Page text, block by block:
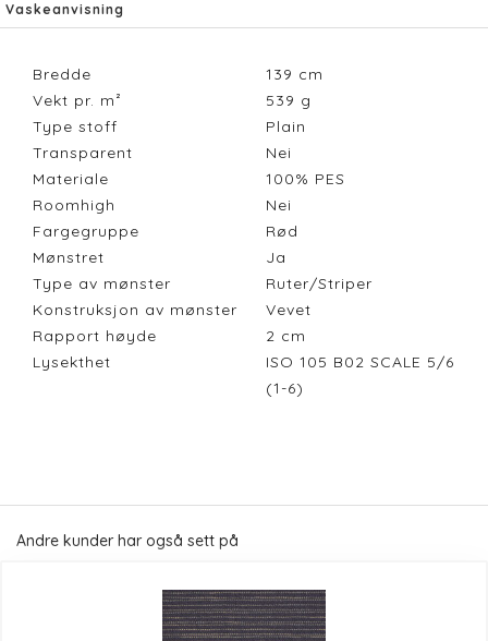
Vaskeanvisning
Bredde 139 cm
Vekt pr. m²
539 g
Type stoff
Plain
Transparent
Nei
Materiale
100% PES
Roomhigh
Nei
Fargegruppe
Rød
Mønstret
Ja
Type av mønster
Ruter/Striper
Konstruksjon av mønster
Vevet
Rapport høyde
2 cm
Lysekthet
ISO 105 B02 SCALE 5/6
(1-6)
Andre kunder har også sett på